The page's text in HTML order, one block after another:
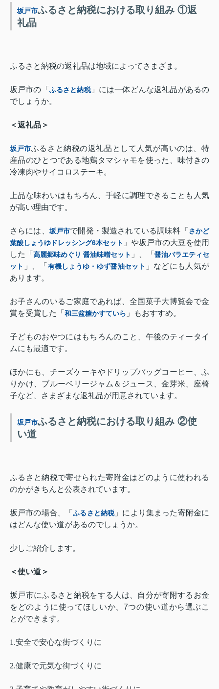
坂戸市ふるさと納税における取り組み ①返
礼品
ふるさと納税の返礼品は地域によってさまざま。
坂戸市の「 ふるさと納税」には一体どんな返礼品があるの
でしょうか。
＜返礼品＞
坂戸市ふるさと納税の返礼品として人気が高いのは、特
産品のひとつである地鶏タマシャモを使った、味付きの
冷凍肉やサイコロステーキ。
上品な味わいはもちろん、手軽に調理できることも人気
が高い理由です。
さらには、坂戸市で開発・製造されている調味料「 さかど
葉酸しょうゆドレッシング6本セット 」や坂戸市の大豆を使用
した「 高麗郷味めぐり 醤油味噌セット 」、「 醤油バラエティセ
ット 」、「 有機しょうゆ・ゆず醤油セット 」などにも人気が
あります。
お子さんのいるご家庭であれば、全国菓子大博覧会で金
賞を受賞した「 和三盆糖かすていら 」もおすすめ。
子どものおやつにはもちろんのこと、午後のティータイ
ムにも最適です。
ほかにも、チーズケーキやドリップバッグコーヒー、ふ
りかけ、ブルーベリージャム＆ジュース、金芽米、座椅
子など、さまざまな返礼品が用意されています。
坂戸市ふるさと納税における取り組み ②使
い道
ふるさと納税で寄せられた寄附金はどのように使われる
のかがきちんと公表されています。
坂戸市の場合、「ふるさと納税」により集まった寄附金に
はどんな使い道があるのでしょうか。
少しご紹介します。
＜使い道＞
坂戸市にふるさと納税をする人は、自分が寄附するお金
をどのように使ってほしいか、 7つの使い道から選ぶこ
とができます。
1.安全で安心な街づくりに
2.健康で元気な街づくりに